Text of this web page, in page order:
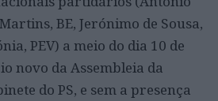
BE, Jerónimo de Sousa,
PEV) a meio do dia 10 de
novo da Assembleia da
do PS, e sem a presença